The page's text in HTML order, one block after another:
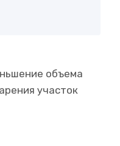
объема
участок